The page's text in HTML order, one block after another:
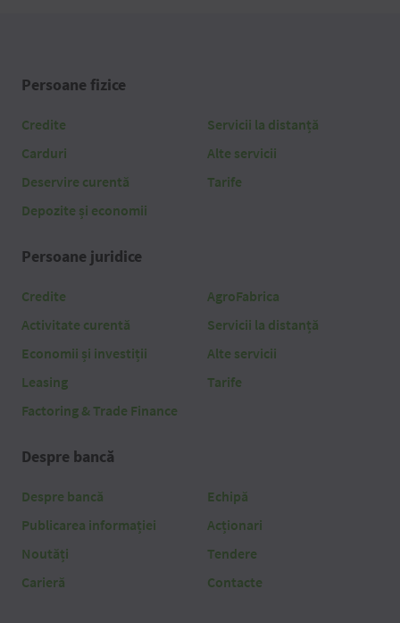
Persoane fizice
Credite
Carduri
Deservire curentă
Depozite și economii
Servicii la distanță
Alte servicii
Tarife
Persoane juridice
Credite
Activitate curentă
Economii și investiții
Leasing
Factoring & Trade Finance
AgroFabrica
Servicii la distanță
Alte servicii
Tarife
Despre bancă
Despre bancă
Publicarea informației
Noutăți
Carieră
Echipă
Acționari
Tendere
Contacte